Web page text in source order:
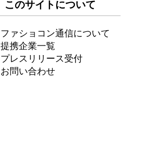
このサイトについて
ファショコン通信について
提携企業一覧
プレスリリース受付
お問い合わせ